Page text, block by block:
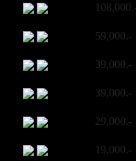
59,000.-
39,000.-
39,000.-
29,000.-
19,000.-